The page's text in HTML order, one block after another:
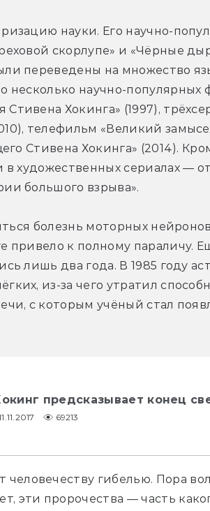
науки. Его научно-
скорлупе» и «Чёрные
переведены на множество
несколько научно-популярных
Хокинга» (1997),
телефильм «Великий
Стивена Хокинга» (2014).
художественных сериалах —
большого взрыва».
болезнь моторных
привело к полному параличу.
лишь два года. В 1985 году
из-за чего утратил
с которым учёный стал
предсказывает конец
69213
гибелью. Пора
эти пророчества — часть